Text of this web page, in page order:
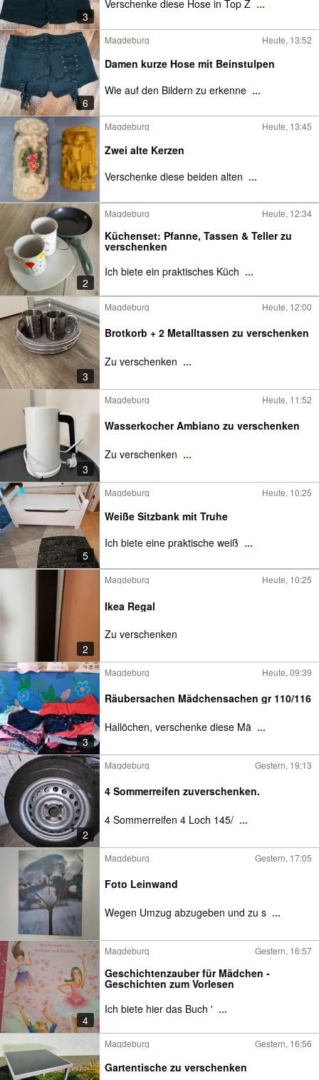
3
Verschenke diese Hose in Top Z ...
6
Magdeburg Heute, 13:52
Damen kurze Hose mit Beinstulpen
Wie auf den Bildern zu erkenne ...
Magdeburg Heute, 13:45
Zwei alte Kerzen
Verschenke diese beiden alten ...
2
Magdeburg Heute, 12:34
Küchenset: Pfanne, Tassen & Teller zu
verschenken
Ich biete ein praktisches Küch ...
3
Magdeburg Heute, 12:00
Brotkorb + 2 Metalltassen zu verschenken
Zu verschenken ...
3
Magdeburg Heute, 11:52
Wasserkocher Ambiano zu verschenken
Zu verschenken ...
5
Magdeburg Heute, 10:25
Weiße Sitzbank mit Truhe
Ich biete eine praktische weiß ...
2
Magdeburg Heute, 10:25
Ikea Regal
Zu verschenken
3
Magdeburg Heute, 09:39
Räubersachen Mädchensachen gr 110/116
Hallöchen, verschenke diese Mä ...
2
Magdeburg Gestern, 19:13
4 Sommerreifen zuverschenken.
4 Sommerreifen 4 Loch 145/ ...
Magdeburg Gestern, 17:05
Foto Leinwand
Wegen Umzug abzugeben und zu s ...
4
Magdeburg Gestern, 16:57
Geschichtenzauber für Mädchen -
Geschichten zum Vorlesen
Ich biete hier das Buch ' ...
Magdeburg Gestern, 16:56
Gartentische zu verschenken